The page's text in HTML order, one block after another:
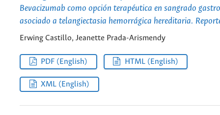
Bevacizumab como opción terapéutica en sangrado
asociado a telangiectasia hemorrágica hereditaria.
Erwing Castillo, Jeanette Prada-Arismendy
PDF (English) HTML (English)
XML (English)